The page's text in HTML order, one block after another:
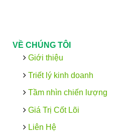
VỀ CHÚNG TÔI
Giới thiệu
Triết lý kinh doanh
Tầm nhìn chiến lượng
Giá Trị Cốt Lõi
Liên Hệ